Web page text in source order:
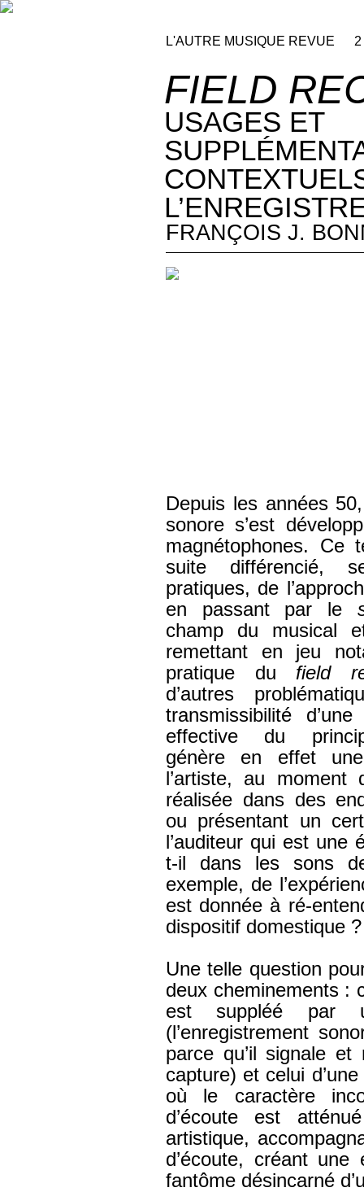
L'AUTRE MUSIQUE REVUE
FIELD
USAGES ET
FRANÇOIS J.
Depuis les années
sonore s’est
magnétophones. Ce
suite différencié,
pratiques, de
en passant par le
champ du musical
remettant en jeu
pratique du field
d’autres
transmissibilité
effective du
génère en effet
l’artiste, au
réalisée dans des
ou présentant un
l’auditeur qui est une
t-il dans les sons
exemple, de
est donnée à ré-
dispositif domestique ?
Une telle question
deux cheminements :
est suppléé par
(l’enregistrement
parce qu’il signale
capture) et celui
où le caractère
d’écoute est
artistique,
d’écoute, créant
fantôme désincarné